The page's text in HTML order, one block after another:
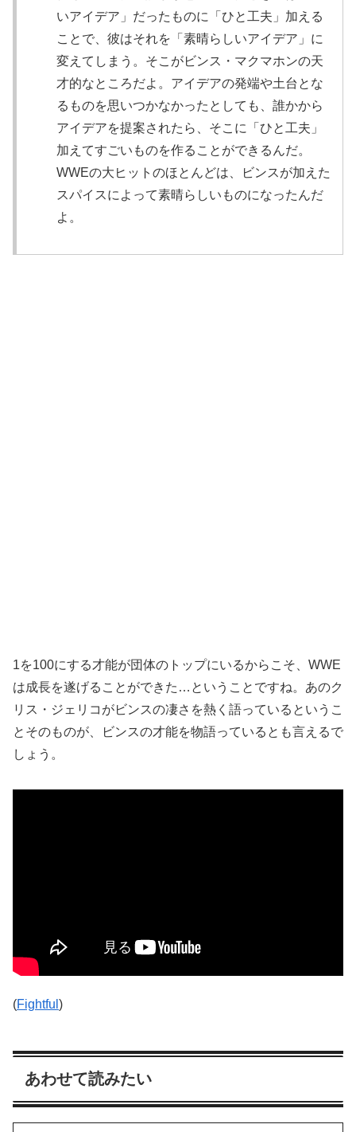
いアイデア」だったものに「ひと工夫」加える
ことで、彼はそれを「素晴らしいアイデア」に
変えてしまう。そこがビンス・マクマホンの天
才的なところだよ。アイデアの発端や土台とな
るものを思いつかなかったとしても、誰かから
アイデアを提案されたら、そこに「ひと工夫」
加えてすごいものを作ることができるんだ。
WWEの大ヒットのほとんどは、ビンスが加えた
スパイスによって素晴らしいものになったんだ
よ。
1を100にする才能が団体のトップにいるからこそ、WWE
は成長を遂げることができた…ということですね。あのク
リス・ジェリコがビンスの凄さを熱く語っているというこ
とそのものが、ビンスの才能を物語っているとも言えるで
しょう。
(Fightful )
あわせて読みたい